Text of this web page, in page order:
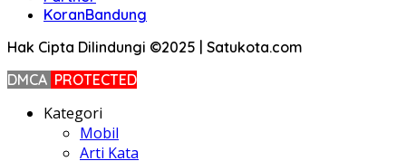
KoranBandung
Hak Cipta Dilindungi ©2025 | Satukota.com
DMCA PROTECTED
Kategori
Mobil
Arti Kata